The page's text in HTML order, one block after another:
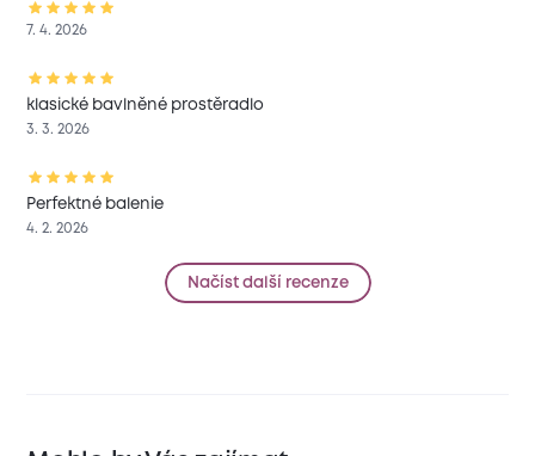
7. 4. 2026
klasické bavlněné prostěradlo
3. 3. 2026
Perfektné balenie
4. 2. 2026
Načíst další recenze